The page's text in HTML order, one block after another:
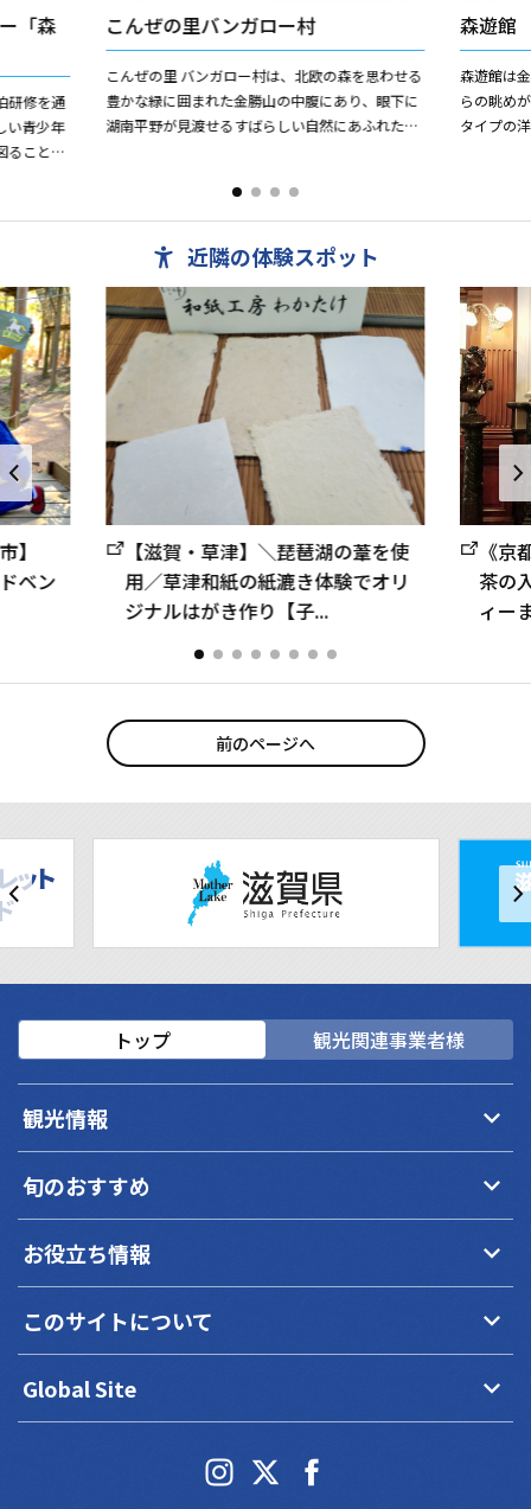
「森
研修を通
い青少年
ることを
こんぜの里バンガロー村
こんぜの里 バンガロー村は、北欧の森を思わせる
豊かな緑に囲まれた金勝山の中腹にあり、眼下に
湖南平野が見渡せるすばらしい自然にあふれた宿
森遊館
森遊館は
らの眺めが
タイプの
近隣の体験スポット
】
ベン
【滋賀・草津】＼琵琶湖の葦を使
用／草津和紙の紙漉き体験でオリ
ジナルはがき作り【子...
《京
茶の
ィー
前のページへ
トップ 観光関連事業者様
観光情報 keyboard_arrow_down
旬のおすすめ keyboard_arrow_down
お役立ち情報 keyboard_arrow_down
このサイトについて keyboard_arrow_down
Global Site keyboard_arrow_down